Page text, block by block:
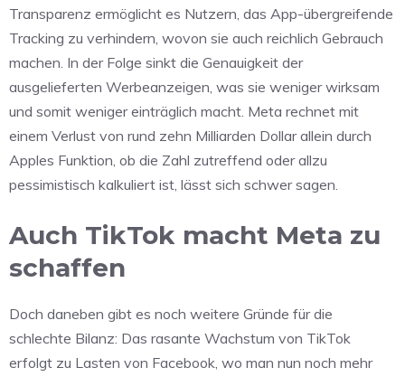
Transparenz ermöglicht es Nutzern, das App-übergreifende
Tracking zu verhindern, wovon sie auch reichlich Gebrauch
machen. In der Folge sinkt die Genauigkeit der
ausgelieferten Werbeanzeigen, was sie weniger wirksam
und somit weniger einträglich macht. Meta rechnet mit
einem Verlust von rund zehn Milliarden Dollar allein durch
Apples Funktion, ob die Zahl zutreffend oder allzu
pessimistisch kalkuliert ist, lässt sich schwer sagen.
Auch TikTok macht Meta zu
schaffen
Doch daneben gibt es noch weitere Gründe für die
schlechte Bilanz: Das rasante Wachstum von TikTok
erfolgt zu Lasten von Facebook, wo man nun noch mehr